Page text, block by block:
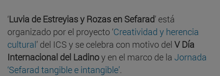
‘Luvia de Estreyias y Rozas en Sefarad’ está
organizado por el proyecto ‘Creatividad y herencia
cultural’ del ICS y se celebra con motivo del V Día
Internacional del Ladinoy en el marco de la Jornada
‘Sefarad tangible e intangible’.